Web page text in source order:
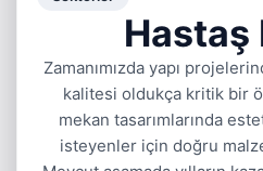
Hastaş
Zamanımızda yapı
kalitesi oldukça kritik bir
mekan tasarımlarında
isteyenler için doğru